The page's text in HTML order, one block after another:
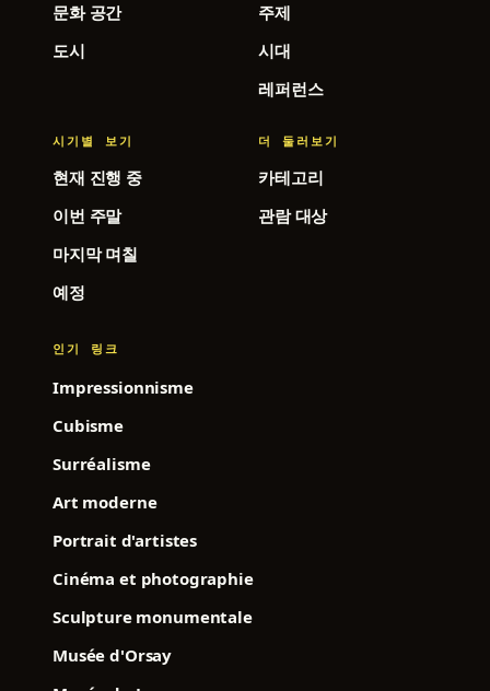
문화 공간
도시
주제
시대
레퍼런스
시기별 보기
현재 진행 중
이번 주말
마지막 며칠
예정
더 둘러보기
카테고리
관람 대상
인기 링크
Impressionnisme
Cubisme
Surréalisme
Art moderne
Portrait d'artistes
Cinéma et photographie
Sculpture monumentale
Musée d'Orsay